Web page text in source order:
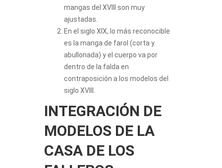
mangas del XVIII son muy
ajustadas.
En el siglo XIX, lo más reconocible
es la manga de farol (corta y
abullonada) y el cuerpo va por
dentro de la falda en
contraposición a los modelos del
siglo XVIII.
INTEGRACIÓN DE
MODELOS DE LA
CASA DE LOS